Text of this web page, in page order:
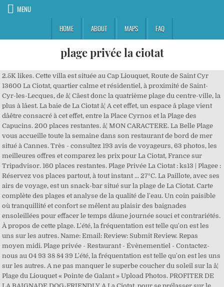
MENU
HOME
ABOUT MAPS FAQ
plage privée la ciotat
2.5K likes. Cette villa est située au Cap Liouquet, Route de Saint Cyr
13600 La Ciotat, quartier calme et résidentiel, à proximité de Saint-
Cyr-les-Lecques, de â¦ Câest donc la quatrième plage du centre-ville, la
plus à lâest. La baie de La Ciotat â¦ A cet effet, un espace â plage vient
dâêtre consacré à cet effet, entre la Place Cyrnos et la Plage des
Capucins. 200 places restantes. â¦ MON CARACTERE. La Belle Plage
vous accueille toute la semaine dans son restaurant de bord de mer
situé à Cannes. Très - consultez 193 avis de voyageurs, 63 photos, les
meilleures offres et comparez les prix pour La Ciotat, France sur
Tripadvisor. 160 places restantes. Plage Privée La Ciotat : ks13 | Plagee :
Réservez vos places partout, à tout instant ... 27°C. La Paillote, avec ses
airs de voyage, est un snack-bar situé sur la plage de La Ciotat. Carte
complète des plages et analyse de la qualité de l'eau. Un coin paisible
où tranquillité et confort se mêlent au plaisir des baignades
ensoleillées pour effacer le temps dâune journée souci et contrariétés.
À propos de cette plage. L'été, la fréquentation est telle qu'on est les
uns sur les autres. Name: Email: Review: Submit Review. Repas
moyen midi. Plage privée - Restaurant - Évènementiel - Contactez-
nous au 04 93 38 84 39 L'été, la fréquentation est telle qu'on est les uns
sur les autres. A ne pas manquer le superbe coucher du soleil sur la â¦
Plage du Liouquet « Pointe de Galant » Upload Photos. PROFITER DE